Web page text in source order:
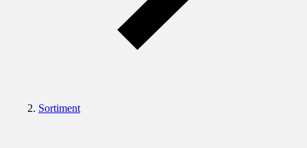
Sortiment